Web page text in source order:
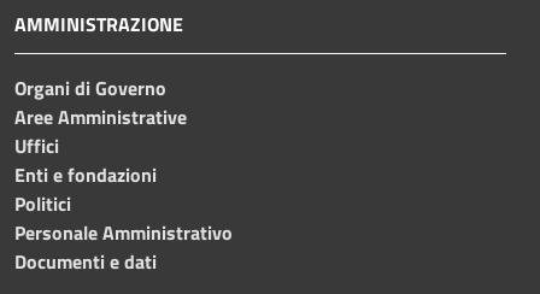
AMMINISTRAZIONE
Organi di Governo
Aree Amministrative
Uffici
Enti e fondazioni
Politici
Personale Amministrativo
Documenti e dati